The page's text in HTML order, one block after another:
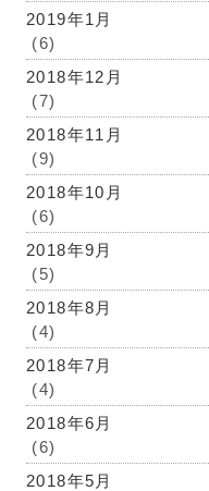
2019年1月
(6)
2018年12月
(7)
2018年11月
(9)
2018年10月
(6)
2018年9月
(5)
2018年8月
(4)
2018年7月
(4)
2018年6月
(6)
2018年5月